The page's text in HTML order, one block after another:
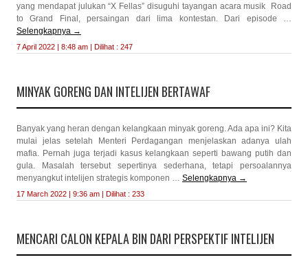
yang mendapat julukan “X Fellas” disuguhi tayangan acara musik Road
to Grand Final, persaingan dari lima kontestan. Dari episode …
Selengkapnya →
7 April 2022 | 8:48 am | Dilihat : 247
MINYAK GORENG DAN INTELIJEN BERTAWAF
Banyak yang heran dengan kelangkaan minyak goreng. Ada apa ini? Kita
mulai jelas setelah Menteri Perdagangan menjelaskan adanya ulah
mafia. Pernah juga terjadi kasus kelangkaan seperti bawang putih dan
gula. Masalah tersebut sepertinya sederhana, tetapi persoalannya
menyangkut intelijen strategis komponen … Selengkapnya →
17 March 2022 | 9:36 am | Dilihat : 233
MENCARI CALON KEPALA BIN DARI PERSPEKTIF INTELIJEN